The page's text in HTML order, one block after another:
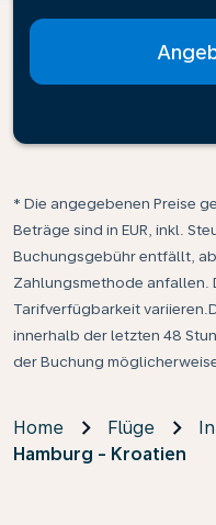
* Die angegebenen Preise
Beträge sind in EUR, inkl.
Buchungsgebühr entfällt,
Zahlungsmethode anfallen.
Tarifverfügbarkeit
innerhalb der letzten 48
der Buchung
Home Flüge
Hamburg - Kroatien